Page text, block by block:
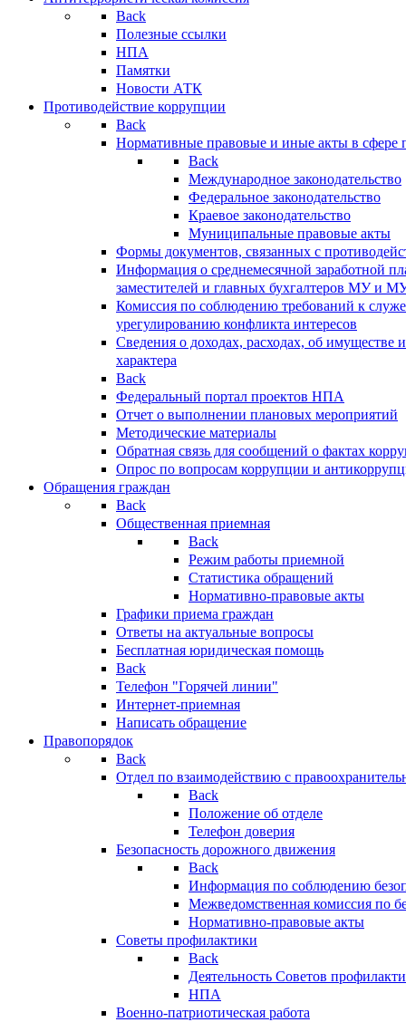
Back
Полезные ссылки
НПА
Памятки
Новости АТК
Противодействие коррупции
Back
Нормативные правовые и иные акты в сфере
Back
Международное законодательство
Федеральное законодательство
Краевое законодательство
Муниципальные правовые акты
Формы документов, связанных с
Информация о среднемесячной заработной
заместителей и главных бухгалтеров МУ и
Комиссия по соблюдению требований к
урегулированию конфликта интересов
Сведения о доходах, расходах, об имуществе
характера
Back
Федеральный портал проектов НПА
Отчет о выполнении плановых мероприятий
Методические материалы
Обратная связь для сообщений о фактах
Опрос по вопросам коррупции и
Обращения граждан
Back
Общественная приемная
Back
Режим работы приемной
Статистика обращений
Нормативно-правовые акты
Графики приема граждан
Ответы на актуальные вопросы
Бесплатная юридическая помощь
Back
Телефон "Горячей линии"
Интернет-приемная
Написать обращение
Правопорядок
Back
Отдел по взаимодействию с
Back
Положение об отделе
Телефон доверия
Безопасность дорожного движения
Back
Информация по соблюдению
Межведомственная комиссия по
Нормативно-правовые акты
Советы профилактики
Back
Деятельность Советов
НПА
Военно-патриотическая работа